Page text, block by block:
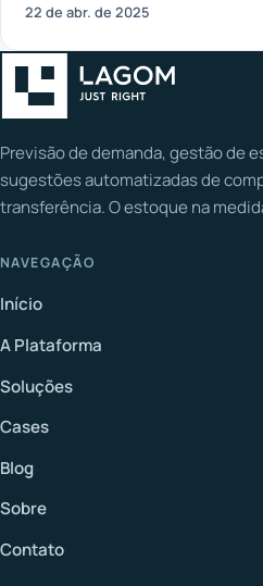
22 de abr. de 2025
Previsão de demanda, gestão de
sugestões automatizadas de
transferência. O estoque na
NAVEGAÇÃO
Início
A Plataforma
Soluções
Cases
Blog
Sobre
Contato